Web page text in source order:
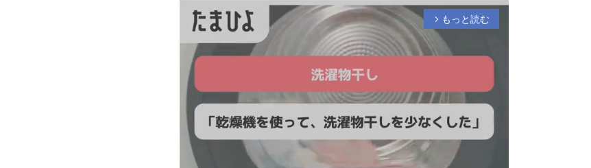
arrow_forward_ios もっと読む